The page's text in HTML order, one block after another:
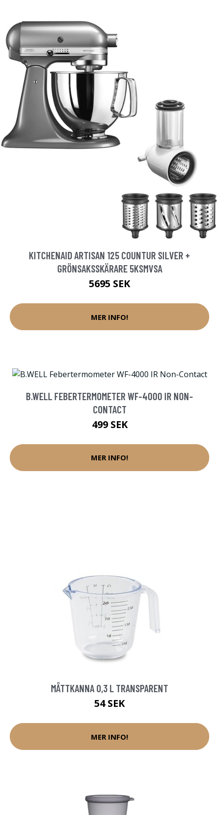
KITCHENAID ARTISAN 125 COUNTUR SILVER +
GRÖNSAKSSKÄRARE 5KSMVSA
5695 SEK
MER INFO!
B.WELL FEBERTERMOMETER WF-4000 IR NON-
CONTACT
499 SEK
MER INFO!
MÅTTKANNA 0,3 L TRANSPARENT
54 SEK
MER INFO!